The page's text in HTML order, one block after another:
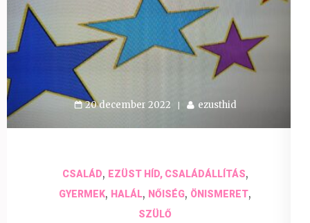
20 december 2022 ezusthid
CSALÁD, EZÜST HÍD, CSALÁDÁLLÍTÁS,
GYERMEK, HALÁL, NŐISÉG, ÖNISMERET,
SZÜLŐ